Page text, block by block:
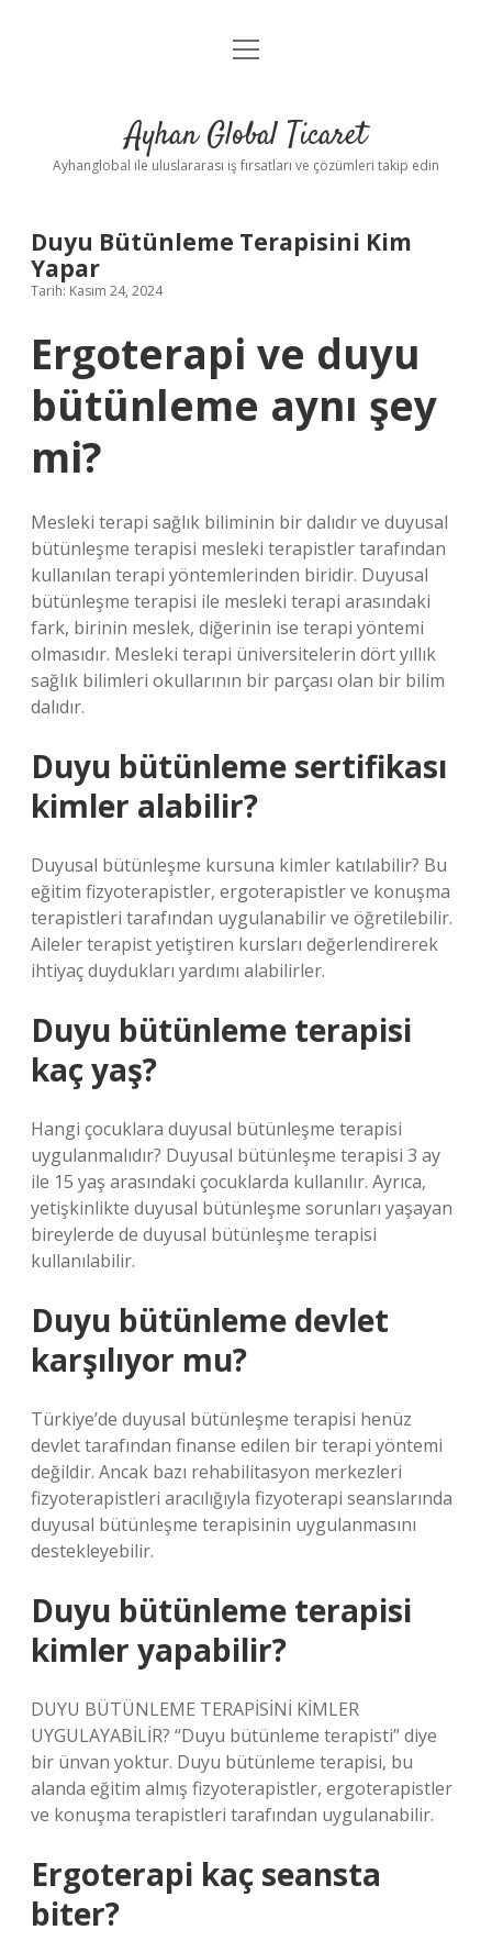
Anasayfa
Yasal Uyarı
menüyü
Ayhan Global Ticaret
Ayhanglobal ile uluslararası iş fırsatları ve çözümleri takip edin
Duyu Bütünleme Terapisini Kim
Yapar
Tarih: Kasım 24, 2024
Ergoterapi ve duyu
bütünleme aynı şey
mi?
Mesleki terapi sağlık biliminin bir dalıdır ve duyusal
bütünleşme terapisi mesleki terapistler tarafından
kullanılan terapi yöntemlerinden biridir. Duyusal
bütünleşme terapisi ile mesleki terapi arasındaki
fark, birinin meslek, diğerinin ise terapi yöntemi
olmasıdır. Mesleki terapi üniversitelerin dört yıllık
sağlık bilimleri okullarının bir parçası olan bir bilim
dalıdır.
Duyu bütünleme sertifikası
kimler alabilir?
Duyusal bütünleşme kursuna kimler katılabilir? Bu
eğitim fizyoterapistler, ergoterapistler ve konuşma
terapistleri tarafından uygulanabilir ve öğretilebilir.
Aileler terapist yetiştiren kursları değerlendirerek
ihtiyaç duydukları yardımı alabilirler.
Duyu bütünleme terapisi
kaç yaş?
Hangi çocuklara duyusal bütünleşme terapisi
uygulanmalıdır? Duyusal bütünleşme terapisi 3 ay
ile 15 yaş arasındaki çocuklarda kullanılır. Ayrıca,
yetişkinlikte duyusal bütünleşme sorunları yaşayan
bireylerde de duyusal bütünleşme terapisi
kullanılabilir.
Duyu bütünleme devlet
karşılıyor mu?
Türkiye’de duyusal bütünleşme terapisi henüz
devlet tarafından finanse edilen bir terapi yöntemi
değildir. Ancak bazı rehabilitasyon merkezleri
fizyoterapistleri aracılığıyla fizyoterapi seanslarında
duyusal bütünleşme terapisinin uygulanmasını
destekleyebilir.
Duyu bütünleme terapisi
kimler yapabilir?
DUYU BÜTÜNLEME TERAPİSİNİ KİMLER
UYGULAYABİLİR? “Duyu bütünleme terapisti” diye
bir ünvan yoktur. Duyu bütünleme terapisi, bu
alanda eğitim almış fizyoterapistler, ergoterapistler
ve konuşma terapistleri tarafından uygulanabilir.
Ergoterapi kaç seansta
biter?